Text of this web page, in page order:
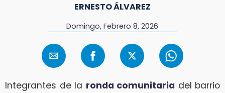
ERNESTO ÁLVAREZ
Domingo, Febrero 8, 2026
Integrantes de la ronda comunitaria del barrio